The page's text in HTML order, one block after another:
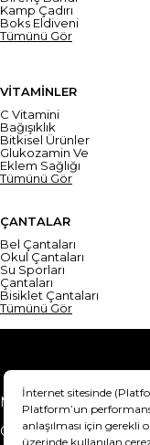
Kamp Çadırı
Boks Eldiveni
Tümünü Gör
VİTAMİNLER
C Vitamini
Bağışıklık
Bitkisel Ürünler
Glukozamin Ve
Eklem Sağlığı
Tümünü Gör
ÇANTALAR
Bel Çantaları
Okul Çantaları
Su Sporları
Çantaları
Bisiklet Çantaları
Tümünü Gör
Mesafeli Satış
Gizlilik Sözleşmesi